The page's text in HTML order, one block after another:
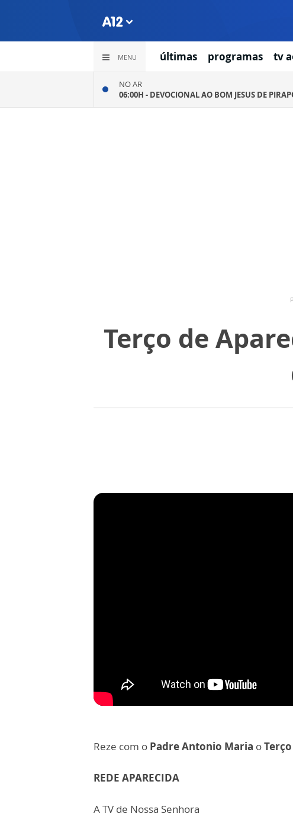
MENU últimas programas tv
NO AR
06:00H - DEVOCIONAL AO BOM JESUS DE
Terço de
Reze com o Padre Antonio Maria o
REDE APARECIDA
A TV de Nossa Senhora